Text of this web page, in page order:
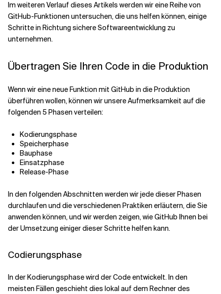
Im weiteren Verlauf dieses Artikels werden wir eine Reihe von
GitHub-Funktionen untersuchen, die uns helfen können, einige
Schritte in Richtung sichere Softwareentwicklung zu
unternehmen.
Übertragen Sie Ihren Code in die Produktion
Wenn wir eine neue Funktion mit GitHub in die Produktion
überführen wollen, können wir unsere Aufmerksamkeit auf die
folgenden 5 Phasen verteilen:
Kodierungsphase
Speicherphase
Bauphase
Einsatzphase
Release-Phase
In den folgenden Abschnitten werden wir jede dieser Phasen
durchlaufen und die verschiedenen Praktiken erläutern, die Sie
anwenden können, und wir werden zeigen, wie GitHub Ihnen bei
der Umsetzung einiger dieser Schritte helfen kann.
Codierungsphase
In der Kodierungsphase wird der Code entwickelt. In den
meisten Fällen geschieht dies lokal auf dem Rechner des